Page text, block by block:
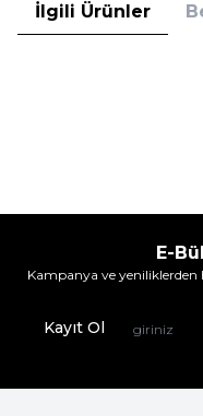
İlgili Ürünler
E-
Kampanya ve
Kayıt Ol